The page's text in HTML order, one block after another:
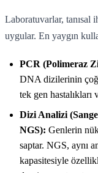
Laboratuvarlar, tanısal
uygular. En yaygın
PCR (Polimeraz
DNA dizilerinin
tek gen
Dizi Analizi
NGS): Genlerin
saptar. NGS, aynı
kapasitesiyle